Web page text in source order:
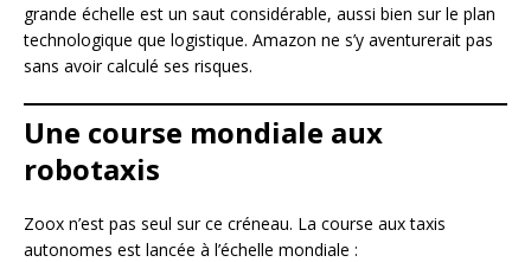
grande échelle est un saut considérable, aussi bien sur le plan
technologique que logistique. Amazon ne s’y aventurerait pas
sans avoir calculé ses risques.
Une course mondiale aux
robotaxis
Zoox n’est pas seul sur ce créneau. La course aux taxis
autonomes est lancée à l’échelle mondiale :